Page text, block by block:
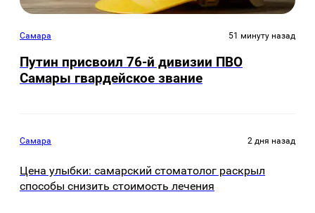
Самара 51 минуту назад
Путин присвоил 76-й дивизии ПВО
Самары гвардейское звание
Самара 2 дня назад
Цена улыбки: самарский стоматолог раскрыл
способы снизить стоимость лечения